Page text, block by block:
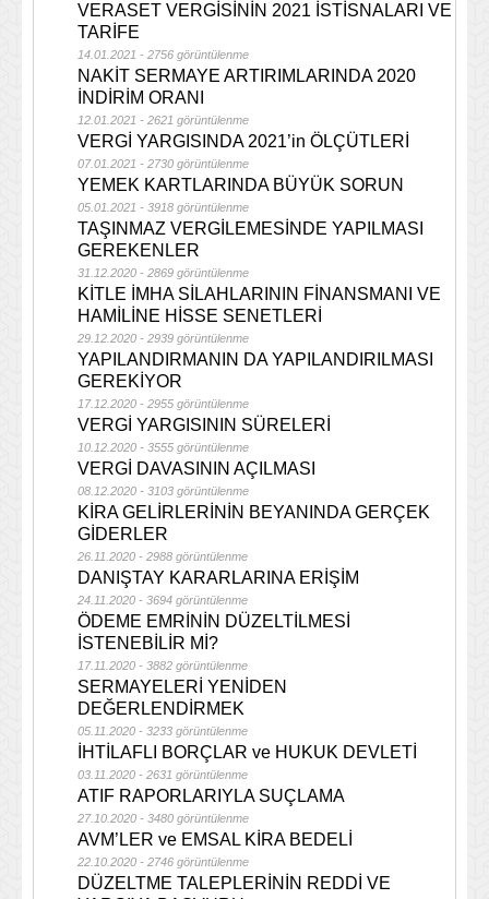
VERASET VERGİSİNİN 2021 İSTİSNALARI VE
TARİFE
14.01.2021 - 2756 görüntülenme
NAKİT SERMAYE ARTIRIMLARINDA 2020
İNDİRİM ORANI
12.01.2021 - 2621 görüntülenme
VERGİ YARGISINDA 2021’in ÖLÇÜTLERİ
07.01.2021 - 2730 görüntülenme
YEMEK KARTLARINDA BÜYÜK SORUN
05.01.2021 - 3918 görüntülenme
TAŞINMAZ VERGİLEMESİNDE YAPILMASI
GEREKENLER
31.12.2020 - 2869 görüntülenme
KİTLE İMHA SİLAHLARININ FİNANSMANI VE
HAMİLİNE HİSSE SENETLERİ
29.12.2020 - 2939 görüntülenme
YAPILANDIRMANIN DA YAPILANDIRILMASI
GEREKİYOR
17.12.2020 - 2955 görüntülenme
VERGİ YARGISININ SÜRELERİ
10.12.2020 - 3555 görüntülenme
VERGİ DAVASININ AÇILMASI
08.12.2020 - 3103 görüntülenme
KİRA GELİRLERİNİN BEYANINDA GERÇEK
GİDERLER
26.11.2020 - 2988 görüntülenme
DANIŞTAY KARARLARINA ERİŞİM
24.11.2020 - 3694 görüntülenme
ÖDEME EMRİNİN DÜZELTİLMESİ
İSTENEBİLİR Mİ?
17.11.2020 - 3882 görüntülenme
SERMAYELERİ YENİDEN
DEĞERLENDİRMEK
05.11.2020 - 3233 görüntülenme
İHTİLAFLI BORÇLAR ve HUKUK DEVLETİ
03.11.2020 - 2631 görüntülenme
ATIF RAPORLARIYLA SUÇLAMA
27.10.2020 - 3480 görüntülenme
AVM’LER ve EMSAL KİRA BEDELİ
22.10.2020 - 2746 görüntülenme
DÜZELTME TALEPLERİNİN REDDİ VE